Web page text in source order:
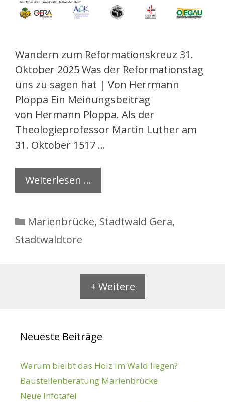
Wandern zum Reformationskreuz 31.
Oktober 2025 Was der Reformationstag
uns zu sagen hat | Von Herrmann
Ploppa Ein Meinungsbeitrag
von Hermann Ploppa. Als der
Theologieprofessor Martin Luther am
31. Oktober 1517 …
Weiterlesen …
Kategorien
Marienbrücke, Stadtwald Gera,
Stadtwaldtore
+ Weitere
Neueste Beiträge
Warum bleibt das Holz im Wald liegen?
Baustellenberatung Marienbrücke
Neue Infotafel